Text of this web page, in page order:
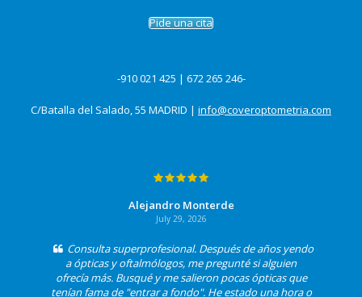
Pide una cita
-910 021 425 | 672 265 246-
C/Batalla del Salado, 55 MADRID | info@coveroptometria.com
Alejandro Monterde
July 29, 2026
Consulta superprofesional. Después de años yendo
a ópticas y oftalmólogos, me pregunté si alguien
ofrecía más. Busqué y me salieron pocas ópticas que
tenían fama de "entrar a fondo". He estado una hora o